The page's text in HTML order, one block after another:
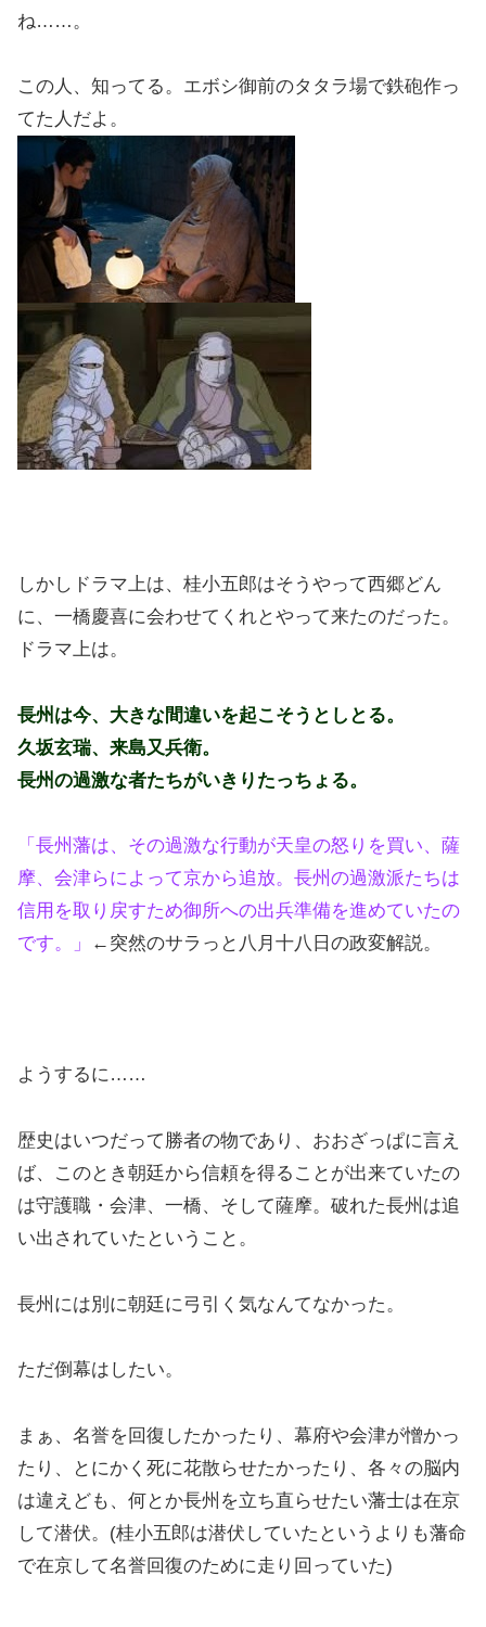
ね……。
この人、知ってる。エボシ御前のタタラ場で鉄砲作っ
てた人だよ。
しかしドラマ上は、桂小五郎はそうやって西郷どん
に、一橋慶喜に会わせてくれとやって来たのだった。
ドラマ上は。
長州は今、大きな間違いを起こそうとしとる。
久坂玄瑞、来島又兵衛。
長州の過激な者たちがいきりたっちょる。
「長州藩は、その過激な行動が天皇の怒りを買い、薩
摩、会津らによって京から追放。長州の過激派たちは
信用を取り戻すため御所への出兵準備を進めていたの
です。」
←突然のサラっと八月十八日の政変解説。
ようするに……
歴史はいつだって勝者の物であり、おおざっぱに言え
ば、このとき朝廷から信頼を得ることが出来ていたの
は守護職・会津、一橋、そして薩摩。破れた長州は追
い出されていたということ。
長州には別に朝廷に弓引く気なんてなかった。
ただ倒幕はしたい。
まぁ、名誉を回復したかったり、幕府や会津が憎かっ
たり、とにかく死に花散らせたかったり、各々の脳内
は違えども、何とか長州を立ち直らせたい藩士は在京
して潜伏。(桂小五郎は潜伏していたというよりも藩命
で在京して名誉回復のために走り回っていた)